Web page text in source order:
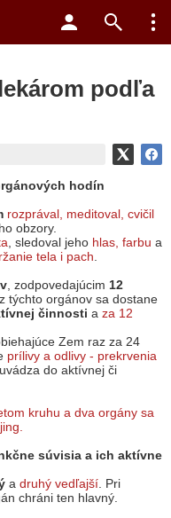
podľa
hodín
rozprával, meditoval, cvičil
obzory.
, sledoval jeho hlas, farbu a
tela i pach
, zodpovedajúcim 12
týchto orgánov sa dostane
činnosti a za 12
Zem raz za 24
prílivy a odlivy - prekrvenia
do aktívnej či
kruhu a dva orgány sa
súvisia a ich aktívne
a druhý vedľajší . Pri
chráni ten hlavný.